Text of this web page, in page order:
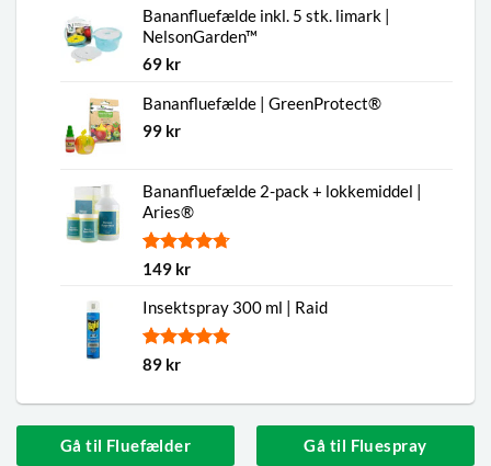
ud af 5
baseret på
kundebedømmelser
Bananfluefælde inkl. 5 stk. limark |
NelsonGarden™
69 kr
Bananfluefælde | GreenProtect®
99 kr
Bananfluefælde 2-pack + lokkemiddel |
Aries®
Bedømt
ud af 5
baseret på
7
kundebedømmelser
149 kr
Insektspray 300 ml | Raid
Bedømt
1
kundebedømmelse
89 kr
Gå til Fluefælder Gå til Fluespray